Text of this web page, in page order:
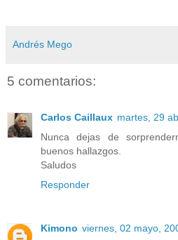
Andrés Mego
5 comentarios:
Carlos Caillaux martes, 29
Nunca dejas de
buenos hallazgos.
Saludos
Responder
Kimono viernes, 02 mayo,